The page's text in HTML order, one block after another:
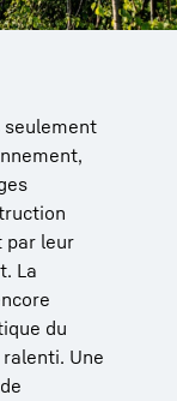
seulement
par leur
La
du
Une
à neuf
Reman,
à
à la
durable
par des
OEM
Grâce à